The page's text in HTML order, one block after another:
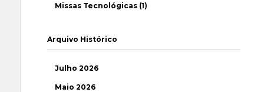
Missas Tecnológicas (1)
Arquivo Histórico
Julho 2026
Maio 2026